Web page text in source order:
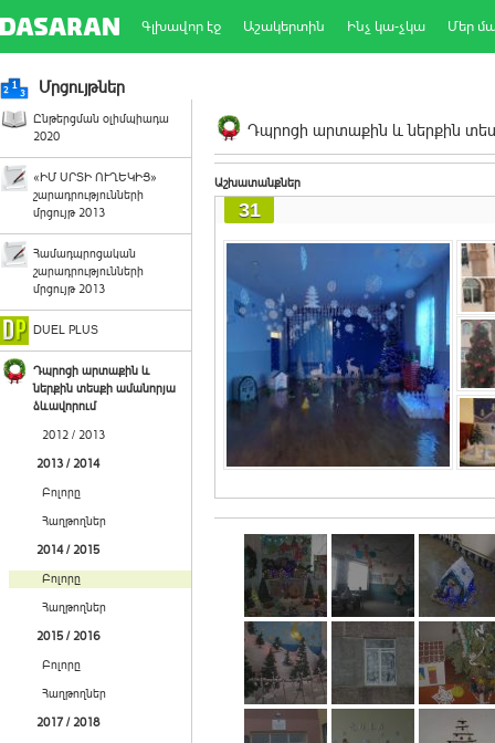
Գլխավոր էջ Աշակերտին Ինչ կա-չկա Մեր
Մրցույթներ
Ընթերցման օլիմպիադա
2020
«ԻՄ ՍՐՏԻ ՈՒՂԵԿԻՑ»
շարադրությունների
մրցույթ 2013
Համադպրոցական
շարադրությունների
մրցույթ 2013
DUEL PLUS
Դպրոցի արտաքին և
ներքին տեսքի ամանորյա
ձևավորում
2012 / 2013
2013 / 2014
Բոլորը
Հաղթողներ
2014 / 2015
Բոլորը
Հաղթողներ
2015 / 2016
Բոլորը
Հաղթողներ
2017 / 2018
Դպրոցի արտաքին և ներքին
Աշխատանքներ
31